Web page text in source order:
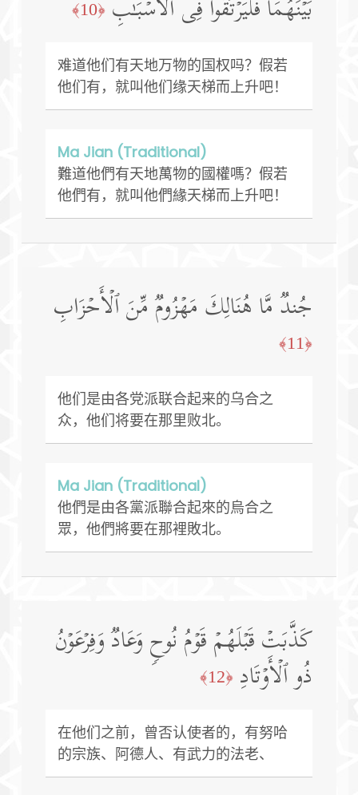
بَیۡنَهُمَاۖ فَلۡیَرۡتَقُوا۟ فِی ٱلۡأَسۡبَـٰبِ ﴿10﴾
难道他们有天地万物的国权吗？假若
他们有，就叫他们缘天梯而上升吧！
Ma Jian (Traditional)
難道他們有天地萬物的國權嗎？假若
他們有，就叫他們緣天梯而上升吧！
جُندࣱ مَّا هُنَالِكَ مَهۡزُومࣱ مِّنَ ٱلۡأَحۡزَابِ
﴿11﴾
他们是由各党派联合起来的乌合之
众，他们将要在那里败北。
Ma Jian (Traditional)
他們是由各黨派聯合起來的烏合之
眾，他們將要在那裡敗北。
كَذَّبَتۡ قَبۡلَهُمۡ قَوۡمُ نُوحࣲ وَعَادࣱ وَفِرۡعَوۡنُ
ذُو ٱلۡأَوۡتَادِ ﴿12﴾
在他们之前，曾否认使者的，有努哈
的宗族、阿德人、有武力的法老、